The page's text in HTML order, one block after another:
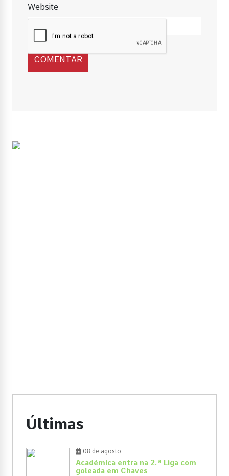
Website
Últimas
08 de agosto
Académica entra na 2.ª Liga com
goleada em Chaves